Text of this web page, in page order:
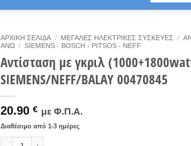
ΑΡΧΙΚΉ ΣΕΛΊΔΑ / ΜΕΓΆΛΕΣ ΗΛΕΚΤΡΙΚΈΣ ΣΥΣΚΕΥΈΣ /
ΆΝΩ / SIEMENS - BOSCH - PITSOS - NEFF
Αντίσταση με γκριλ
SIEMENS/NEFF/BALAY 00470845
20.90 € με Φ.Π.Α.
Διαθέσιμο από 1-3 ημέρες
Αντίσταση με γκριλ (1000+1800watt ) άνω φούρνου